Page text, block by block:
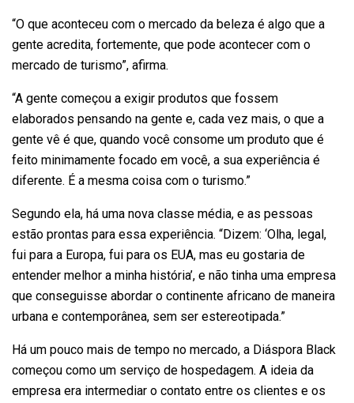
“O que aconteceu com o mercado da beleza é algo que a
gente acredita, fortemente, que pode acontecer com o
mercado de turismo”, afirma.
“A gente começou a exigir produtos que fossem
elaborados pensando na gente e, cada vez mais, o que a
gente vê é que, quando você consome um produto que é
feito minimamente focado em você, a sua experiência é
diferente. É a mesma coisa com o turismo.”
Segundo ela, há uma nova classe média, e as pessoas
estão prontas para essa experiência. “Dizem: ‘Olha, legal,
fui para a Europa, fui para os EUA, mas eu gostaria de
entender melhor a minha história’, e não tinha uma empresa
que conseguisse abordar o continente africano de maneira
urbana e contemporânea, sem ser estereotipada.”
Há um pouco mais de tempo no mercado, a Diáspora Black
começou como um serviço de hospedagem. A ideia da
empresa era intermediar o contato entre os clientes e os